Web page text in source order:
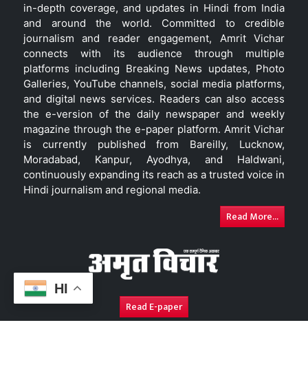
HI
in-depth coverage, and updates in Hindi from India
and around the world. Committed to credible
journalism and reader engagement, Amrit Vichar
connects with its audience through multiple
platforms including Breaking News updates, Photo
Galleries, YouTube channels, social media platforms,
and digital news services. Readers can also access
the e-version of the daily newspaper and weekly
magazine through the e-paper platform. Amrit Vichar
is currently published from Bareilly, Lucknow,
Moradabad, Kanpur, Ayodhya, and Haldwani,
continuously expanding its reach as a trusted voice in
Hindi journalism and regional media.
Read More...
Read E-paper